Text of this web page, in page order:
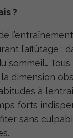
?
l’affûtage
sommeil…
dimension
à
forts
sans